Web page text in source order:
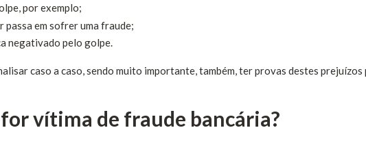
por exemplo;
passa em sofrer uma fraude;
negativado pelo golpe.
caso a caso, sendo muito importante, também, ter provas destes prejuízos
vítima de fraude bancária?